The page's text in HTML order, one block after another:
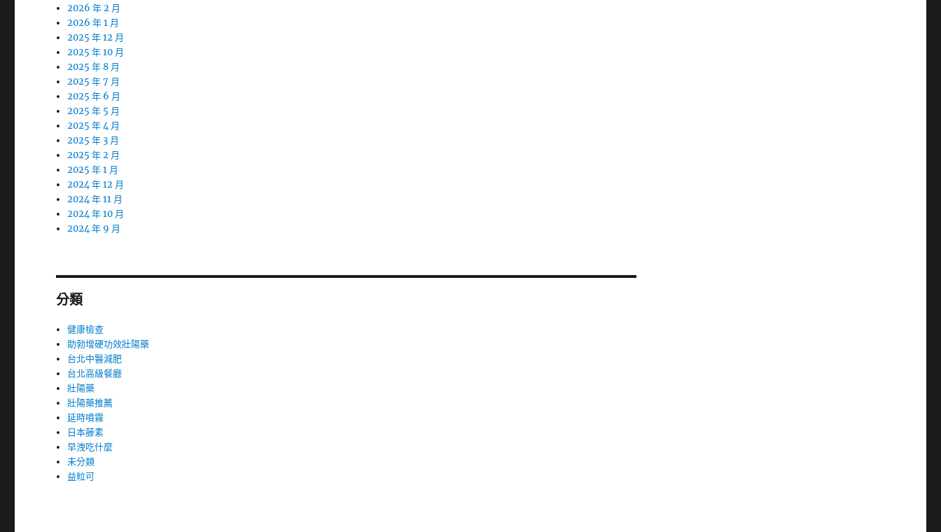
2026 年 2 月
2026 年 1 月
2025 年 12 月
2025 年 10 月
2025 年 8 月
2025 年 7 月
2025 年 6 月
2025 年 5 月
2025 年 4 月
2025 年 3 月
2025 年 2 月
2025 年 1 月
2024 年 12 月
2024 年 11 月
2024 年 10 月
2024 年 9 月
分類
健康檢查
助勃增硬功效壯陽藥
台北中醫減肥
台北高級餐廳
壯陽藥
壯陽藥推薦
延時噴霧
日本藤素
早洩吃什麼
未分類
益粒可